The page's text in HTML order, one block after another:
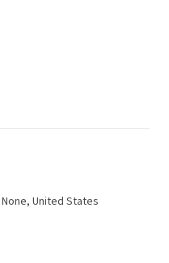
United States